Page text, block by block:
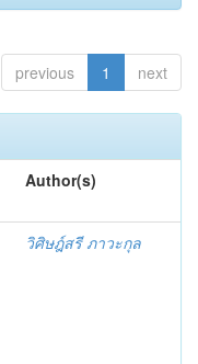
previous 1 next
Author(s)
วิศิษฎ์สรี ภาวะกุล